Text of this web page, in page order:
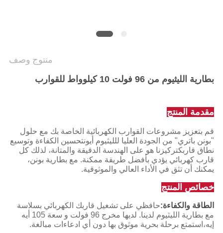
منتوج وصف
بطارية الليثيوم من 96 فولت 10 كيلوواط للقوارب
مقدمة المنتج
قم بتعزيز مشروعات القوارب الكهربائية الخاصة بك مع حلول
"بونن باتري" من الجودة العليا للليثيوم أيونتحسين الكفاءة وتوسيع
نطاق قاربكتركيزنا هو على الهندسة الدقيقة والمتانة، لذلك كل
قارب كهربائي يؤدي بأفضل طريقة ممكنة. مع بطارية بونن،
يمكنك أن تثق في الأداء العالي والموثوقية.
خصائص المنتج
الطاقة والكفاءة:حافظي على تشغيل قاربك الكهربائي بسلاسة
مع بطارية الليثيوم لدينا. لديها مخرج 96 فولت و سعة 105 أيه
إيه،استمتع برحلة بحرية موثوق بها دون أي ادعاءات مبالغة.